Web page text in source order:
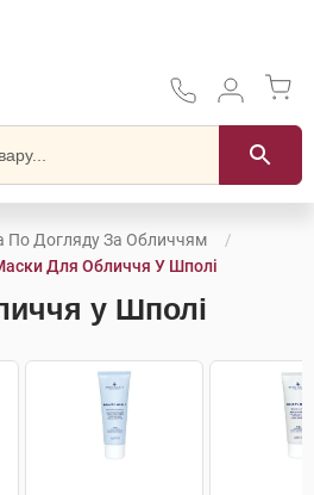
По Догляду За Обличчям
Для Обличчя У Шполі
у Шполі